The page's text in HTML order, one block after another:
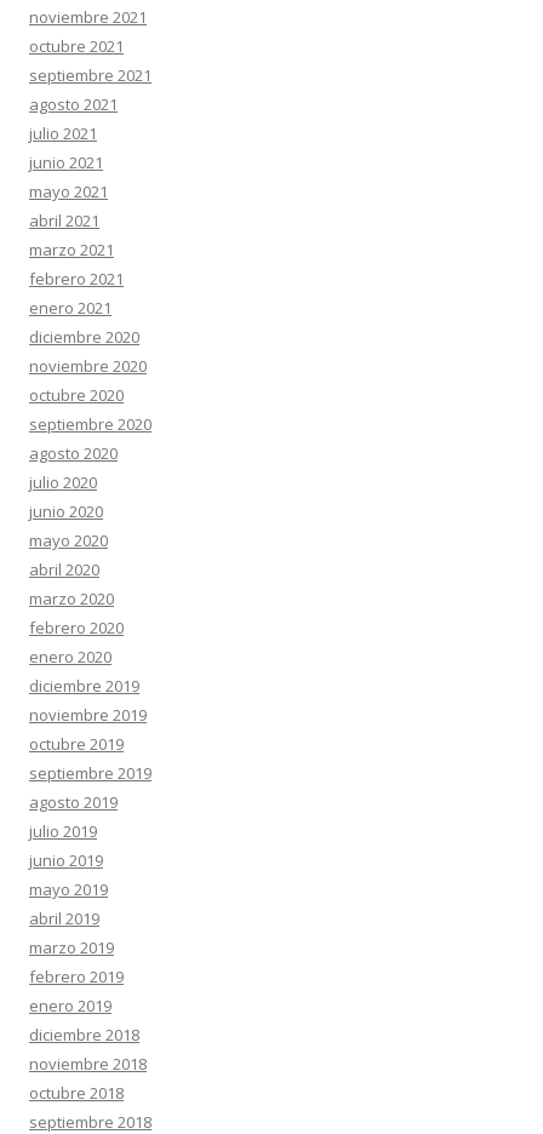
noviembre 2021
octubre 2021
septiembre 2021
agosto 2021
julio 2021
junio 2021
mayo 2021
abril 2021
marzo 2021
febrero 2021
enero 2021
diciembre 2020
noviembre 2020
octubre 2020
septiembre 2020
agosto 2020
julio 2020
junio 2020
mayo 2020
abril 2020
marzo 2020
febrero 2020
enero 2020
diciembre 2019
noviembre 2019
octubre 2019
septiembre 2019
agosto 2019
julio 2019
junio 2019
mayo 2019
abril 2019
marzo 2019
febrero 2019
enero 2019
diciembre 2018
noviembre 2018
octubre 2018
septiembre 2018